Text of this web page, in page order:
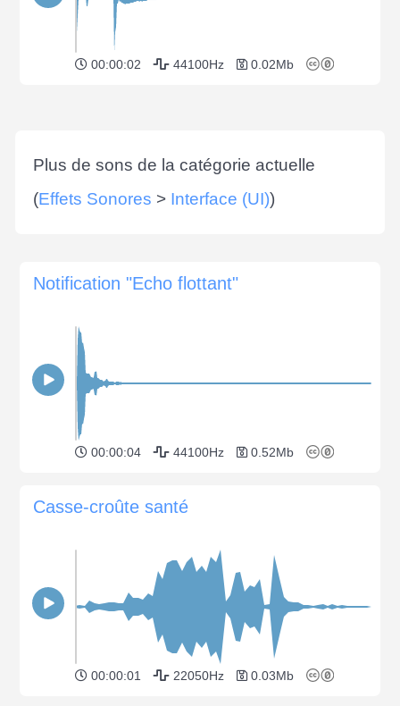
00:00:02 44100Hz 0.02Mb
Plus de sons de la catégorie actuelle
(Effets Sonores > Interface (UI))
Notification "Echo flottant"
00:00:04 44100Hz 0.52Mb
Casse-croûte santé
00:00:01 22050Hz 0.03Mb